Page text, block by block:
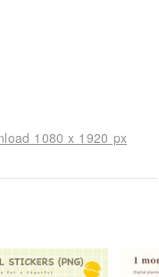
1080 x 1920 px